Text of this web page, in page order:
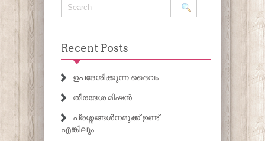
Recent Posts
ഉപദേശിക്കുന്ന ദൈവം
തീരദേശ മിഷൻ
പ്രശ്നങ്ങൾനമുക്ക് ഉണ്ട്
എങ്കിലും